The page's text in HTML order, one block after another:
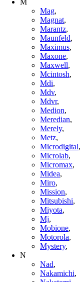
Mag,
Magnat,
Marantz,
Maunfeld,
Maximus,
Maxone,
Maxwell,
Mcintosh,
Mdi,
Mdv,
Mdvr,
Medion,
Meredian,
Merely,
Metz,
Microdigital,
Microlab,
Micromax,
Midea,
Miro,
Mission,
Mitsubishi,
Miyota,
Mj,
Mobione,
Motorola,
Mystery,
N
Nad,
Nakamichi,